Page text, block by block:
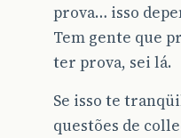
prova… isso
Tem gente que
ter prova, sei lá.
Se isso te
questões de